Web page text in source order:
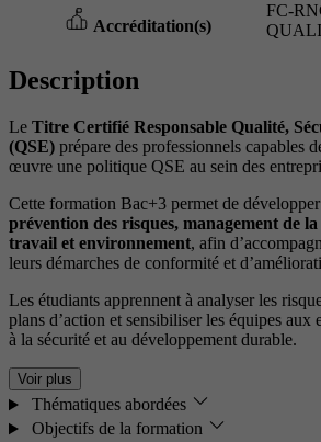
Accréditation(s)
FC-
Description
Le Titre Certifié Responsable Qualité,
(QSE) prépare des professionnels capables
œuvre une politique QSE au sein des
Cette formation Bac+3 permet de développer
prévention des risques, management de
travail et environnement, afin
leurs démarches de conformité et
Les étudiants apprennent à analyser les
plans d’action et sensibiliser les équipes aux
à la sécurité et au développement durable.
Voir plus
Thématiques abordées
Objectifs de la formation